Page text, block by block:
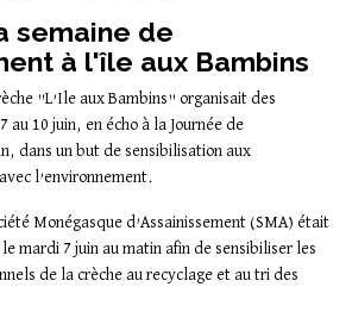
semaine de
à l'île aux Bambins
"L’Ile aux Bambins" organisait des
au 10 juin, en écho à la Journée de
dans un but de sensibilisation aux
l’environnement.
Monégasque d’Assainissement (SMA) était
mardi 7 juin au matin afin de sensibiliser les
de la crèche au recyclage et au tri des